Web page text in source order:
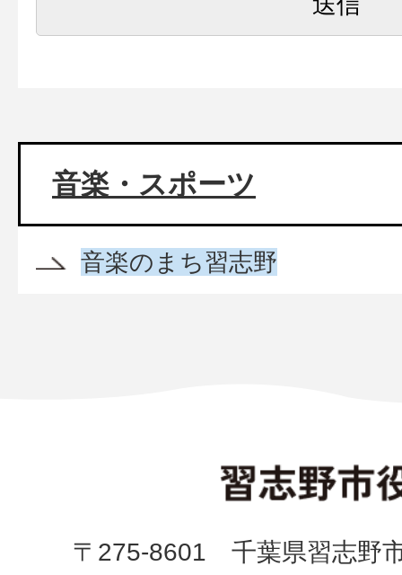
音楽・スポーツ
音楽のまち習志野
〒275-8601 千葉県習志野